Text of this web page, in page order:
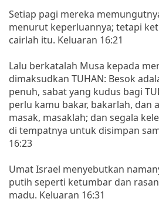
Setiap pagi mereka
menurut keperluannya; tetapi
cairlah itu. Keluaran 16:21
Lalu berkatalah Musa kepada
dimaksudkan TUHAN: Besok
penuh, sabat yang kudus bagi
perlu kamu bakar, bakarlah, dan
masak, masaklah; dan segala
di tempatnya untuk disimpan
16:23
Umat Israel menyebutkan
putih seperti ketumbar dan
madu. Keluaran 16:31